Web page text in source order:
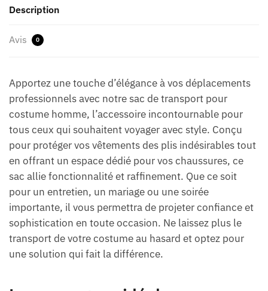
Description
Avis 0
Apportez une touche d’élégance à vos déplacements
professionnels avec notre sac de transport pour
costume homme, l’accessoire incontournable pour
tous ceux qui souhaitent voyager avec style. Conçu
pour protéger vos vêtements des plis indésirables tout
en offrant un espace dédié pour vos chaussures, ce
sac allie fonctionnalité et raffinement. Que ce soit
pour un entretien, un mariage ou une soirée
importante, il vous permettra de projeter confiance et
sophistication en toute occasion. Ne laissez plus le
transport de votre costume au hasard et optez pour
une solution qui fait la différence.